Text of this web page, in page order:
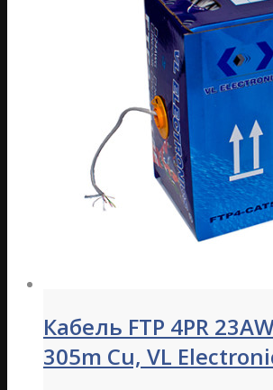
Кабель FTP 4PR
305m Cu, VL